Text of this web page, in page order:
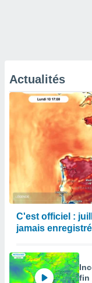
Actualités
C'est officiel :
jamais
fin